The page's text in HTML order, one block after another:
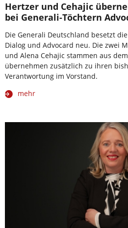
Hertzer und Cehajic
bei Generali-Töchtern
Die Generali Deutschland besetzt
Dialog und Advocard neu. Die zwei
und Alena Cehajic stammen aus
übernehmen zusätzlich zu ihren
Verantwortung im Vorstand.
mehr